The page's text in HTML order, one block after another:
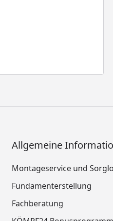
Allgemeine
Montageservice und
Fundamenterstellung
Fachberatung